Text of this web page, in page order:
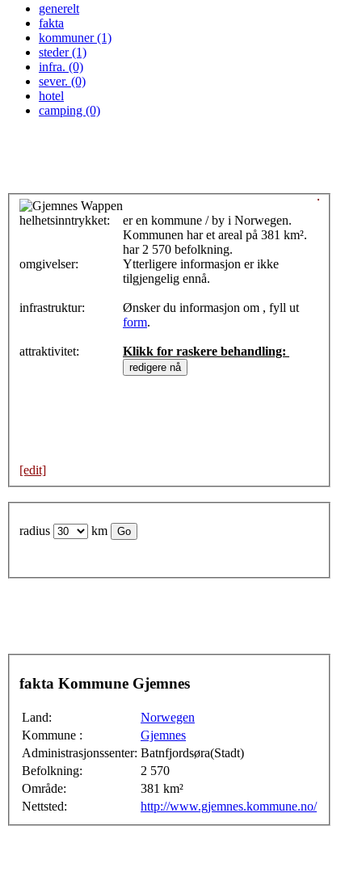
generelt
fakta
kommuner (1)
steder (1)
infra. (0)
sever. (0)
hotel
camping (0)
helhetsinntrykket:
omgivelser:
infrastruktur:
attraktivitet:
er en kommune / by i Norwegen.
Kommunen har et areal på 381 km².
har 2 570 befolkning.
Ytterligere informasjon er ikke
tilgjengelig ennå.
Ønsker du informasjon om , fyll ut
form.
Klikk for raskere behandling:
[edit]
radius km
fakta Kommune Gjemnes
Land:
Norwegen
Kommune :
Gjemnes
Administrasjonssenter: Batnfjordsøra(Stadt)
Befolkning:
2 570
Område:
381 km²
Nettsted:
http://www.gjemnes.kommune.no/